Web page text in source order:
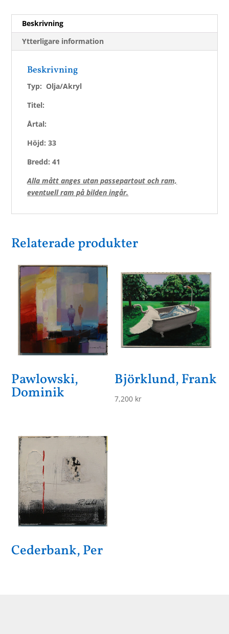
Beskrivning
Ytterligare information
Beskrivning
Typ: Olja/Akryl
Titel:
Årtal:
Höjd: 33
Bredd: 41
Alla mått anges utan passepartout och ram,
eventuell ram på bilden ingår.
Relaterade produkter
Pawlowski,
Dominik
Björklund, Frank
7,200 kr
Cederbank, Per